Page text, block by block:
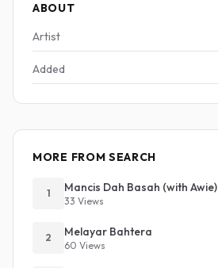
ABOUT
Artist
Added
MORE FROM SEARCH
1 Mancis Dah Basah (with Awie)
33 Views
2 Melayar Bahtera
60 Views